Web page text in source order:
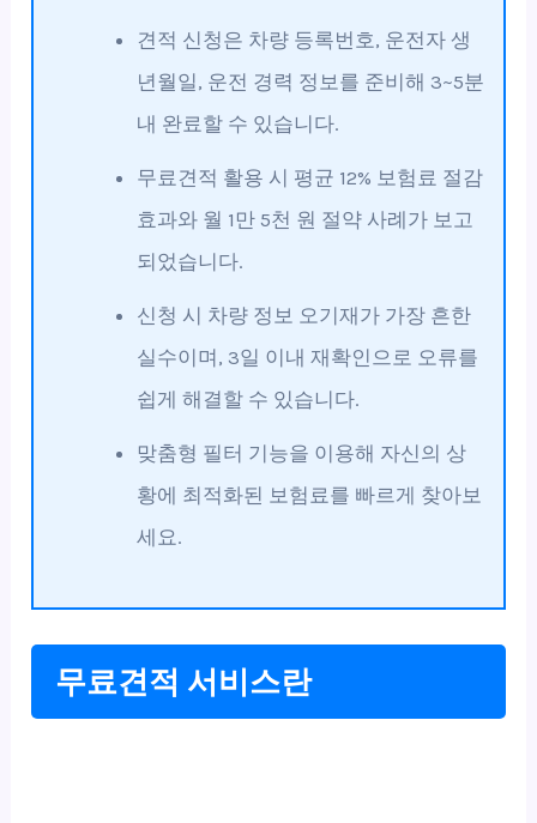
견적 신청은 차량 등록번호, 운전자 생
년월일, 운전 경력 정보를 준비해 3~5분
내 완료할 수 있습니다.
무료견적 활용 시 평균 12% 보험료 절감
효과와 월 1만 5천 원 절약 사례가 보고
되었습니다.
신청 시 차량 정보 오기재가 가장 흔한
실수이며, 3일 이내 재확인으로 오류를
쉽게 해결할 수 있습니다.
맞춤형 필터 기능을 이용해 자신의 상
황에 최적화된 보험료를 빠르게 찾아보
세요.
무료견적 서비스란